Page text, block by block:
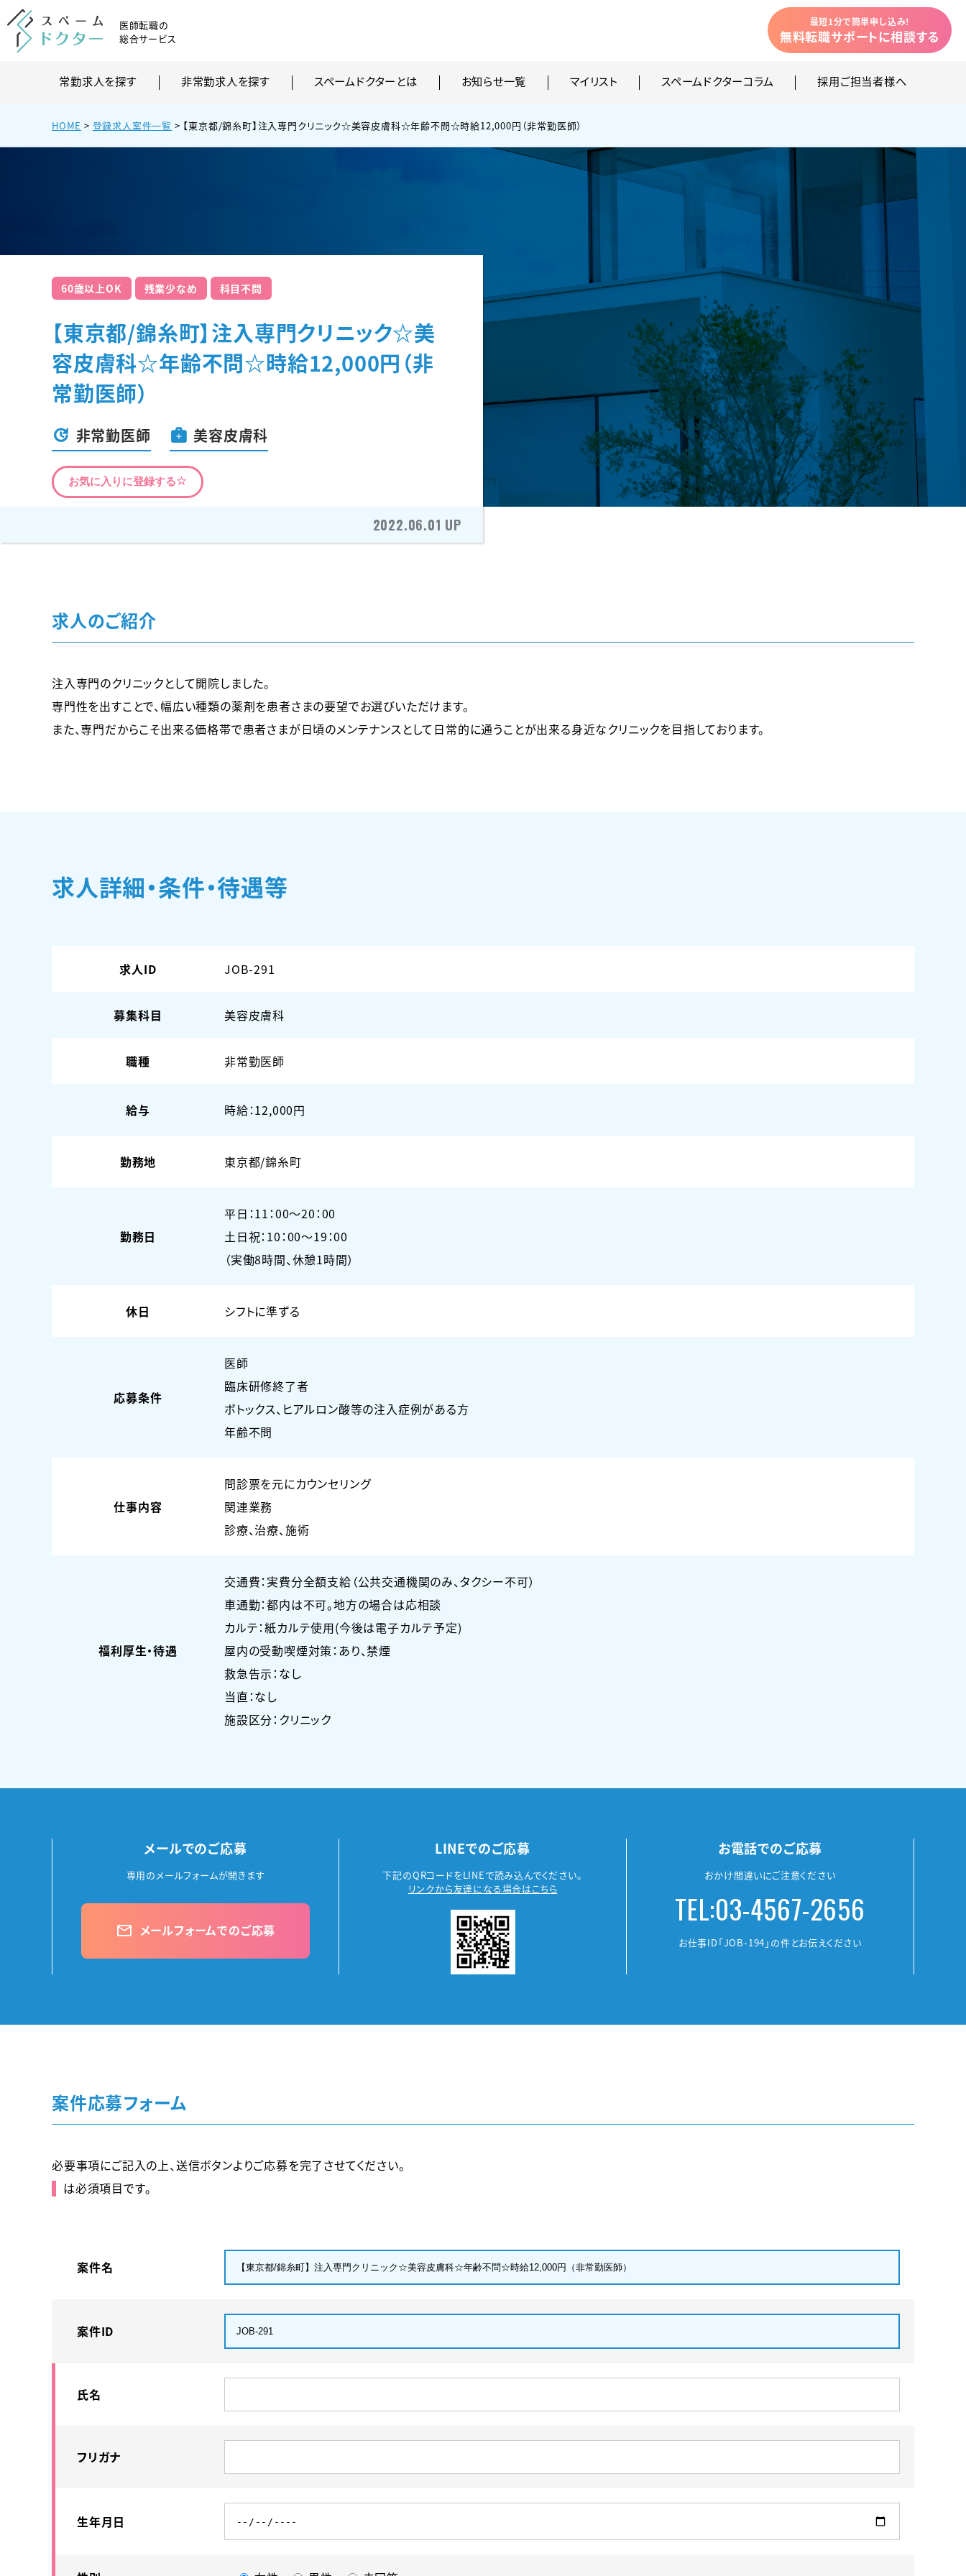
医師転職の
総合サービス
最短1分で簡単申し込み!
無料転職サポートに相談する
常勤求人を探す 非常勤求人を探す スペームドクターとは お知らせ一覧 マイリスト スペームドクターコラム 採用ご担当者様へ
HOME > 登録求人案件一覧 > 【東京都/錦糸町】注入専門クリニック☆美容皮膚科☆年齢不問☆時給12,000円（非常勤医師）
60歳以上OK 残業少なめ 科目不問
【東京都/錦糸町】注入専門クリニック☆美
容皮膚科☆年齢不問☆時給12,000円（非
常勤医師）
非常勤医師 美容皮膚科
お気に入りに登録する
2022.06.01 UP
求人のご紹介
注入専門のクリニックとして開院しました。
専門性を出すことで、幅広い種類の薬剤を患者さまの要望でお選びいただけます。
また、専門だからこそ出来る価格帯で患者さまが日頃のメンテナンスとして日常的に通うことが出来る身近なクリニックを目指しております。
求人詳細・条件・待遇等
求人ID JOB-291
募集科目 美容皮膚科
職種 非常勤医師
給与 時給：12,000円
勤務地 東京都/錦糸町
勤務日
平日：11：00～20：00
土日祝：10：00～19：00
（実働8時間、休憩1時間）
休日 シフトに準ずる
応募条件
医師
臨床研修終了者
ボトックス、ヒアルロン酸等の注入症例がある方
年齢不問
仕事内容
問診票を元にカウンセリング
関連業務
診療、治療、施術
福利厚生・待遇
交通費：実費分全額支給（公共交通機関のみ、タクシー不可）
車通勤：都内は不可。地方の場合は応相談
カルテ：紙カルテ使用(今後は電子カルテ予定)
屋内の受動喫煙対策：あり、禁煙
救急告示：なし
当直：なし
施設区分：クリニック
メールでのご応募
専用のメールフォームが開きます
mail_outline メールフォームでのご応募
LINEでのご応募
下記のQRコードをLINEで読み込んでください。
リンクから友達になる場合はこちら
お電話でのご応募
おかけ間違いにご注意ください
TEL:03-4567-2656
お仕事ID「JOB-194」の件とお伝えください
案件応募フォーム
必要事項にご記入の上、送信ボタンよりご応募を完了させてください。
は必須項目です。
案件名
案件ID
氏名
フリガナ
生年月日